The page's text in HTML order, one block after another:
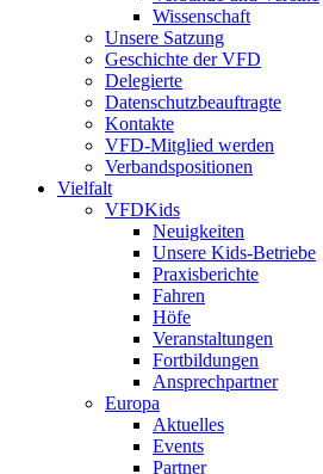
Wissenschaft
Unsere Satzung
Geschichte der VFD
Delegierte
Datenschutzbeauftragte
Kontakte
VFD-Mitglied werden
Verbandspositionen
Vielfalt
VFDKids
Neuigkeiten
Unsere Kids-Betriebe
Praxisberichte
Fahren
Höfe
Veranstaltungen
Fortbildungen
Ansprechpartner
Europa
Aktuelles
Events
Partner